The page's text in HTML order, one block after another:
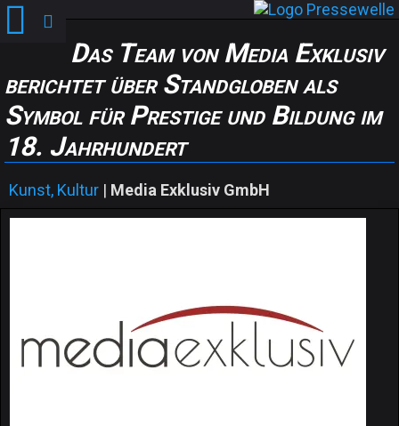
Das Team von Media Exklusiv
berichtet über Standgloben als
Symbol für Prestige und Bildung im
18. Jahrhundert
Kunst, Kultur | Media Exklusiv GmbH